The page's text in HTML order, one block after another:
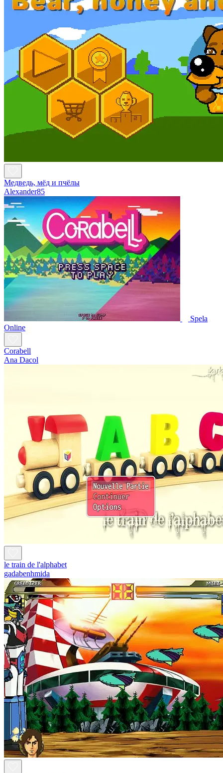
Медведь, мёд и пчёлы
Alexander85
Spela
Online
Corabell
Ana Dacol
le train de l'alphabet
gadabenhmida